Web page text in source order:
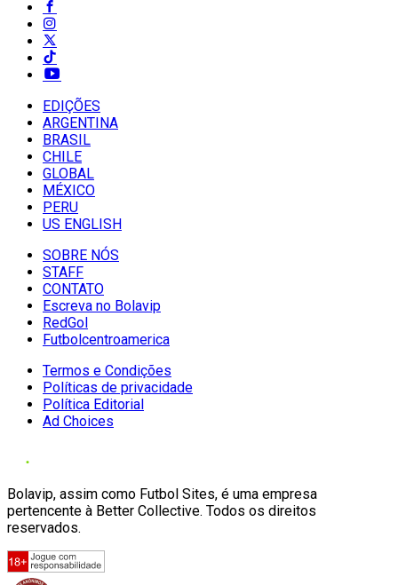
EDIÇÕES
ARGENTINA
BRASIL
CHILE
GLOBAL
MÉXICO
PERU
US ENGLISH
SOBRE NÓS
STAFF
CONTATO
Escreva no Bolavip
RedGol
Futbolcentroamerica
Termos e Condições
Políticas de privacidade
Política Editorial
Ad Choices
Bolavip, assim como Futbol Sites, é uma empresa
pertencente à Better Collective. Todos os direitos
reservados.